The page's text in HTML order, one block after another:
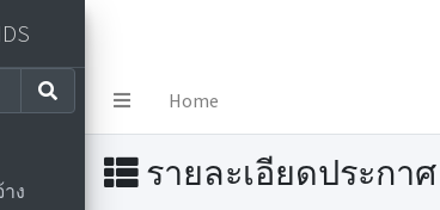
Home
ง รายละเอียดประกาศ